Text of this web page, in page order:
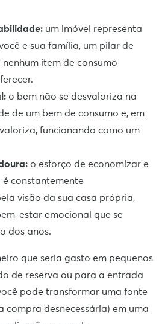
um imóvel representa
e sua família, um pilar de
item de consumo
o bem não se desvaloriza na
de um bem de consumo e, em
funcionando como um
o esforço de economizar e
constantemente
visão da sua casa própria,
estar emocional que se
dos anos.
que seria gasto em pequenos
de reserva ou para a entrada
pode transformar uma fonte
compra desnecessária) em uma